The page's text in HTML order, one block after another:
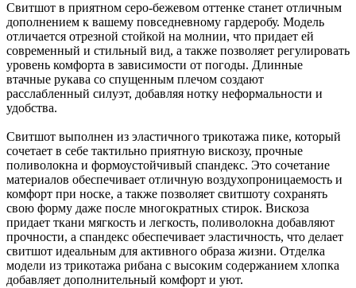
Свитшот в приятном серо-бежевом оттенке станет отличным
дополнением к вашему повседневному гардеробу. Модель
отличается отрезной стойкой на молнии, что придает ей
современный и стильный вид, а также позволяет регулировать
уровень комфорта в зависимости от погоды. Длинные
втачные рукава со спущенным плечом создают
расслабленный силуэт, добавляя нотку неформальности и
удобства.
Свитшот выполнен из эластичного трикотажа пике, который
сочетает в себе тактильно приятную вискозу, прочные
поливолокна и формоустойчивый спандекс. Это сочетание
материалов обеспечивает отличную воздухопроницаемость и
комфорт при носке, а также позволяет свитшоту сохранять
свою форму даже после многократных стирок. Вискоза
придает ткани мягкость и легкость, поливолокна добавляют
прочности, а спандекс обеспечивает эластичность, что делает
свитшот идеальным для активного образа жизни. Отделка
модели из трикотажа рибана с высоким содержанием хлопка
добавляет дополнительный комфорт и уют.